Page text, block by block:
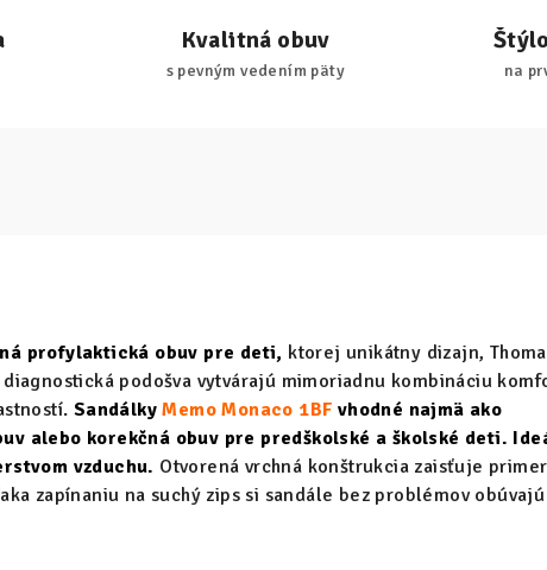
Kvalitná obuv
s pevným vedením päty na
profylaktická obuv pre deti, ktorej unikátny dizajn,
diagnostická podošva vytvárajú mimoriadnu kombináciu
Sandálky Memo Monaco 1BF vhodné najmä ako
alebo korekčná obuv pre predškolské a školské deti.
vzduchu. Otvorená vrchná konštrukcia zaisťuje
zapínaniu na suchý zips si sandále bez problémov